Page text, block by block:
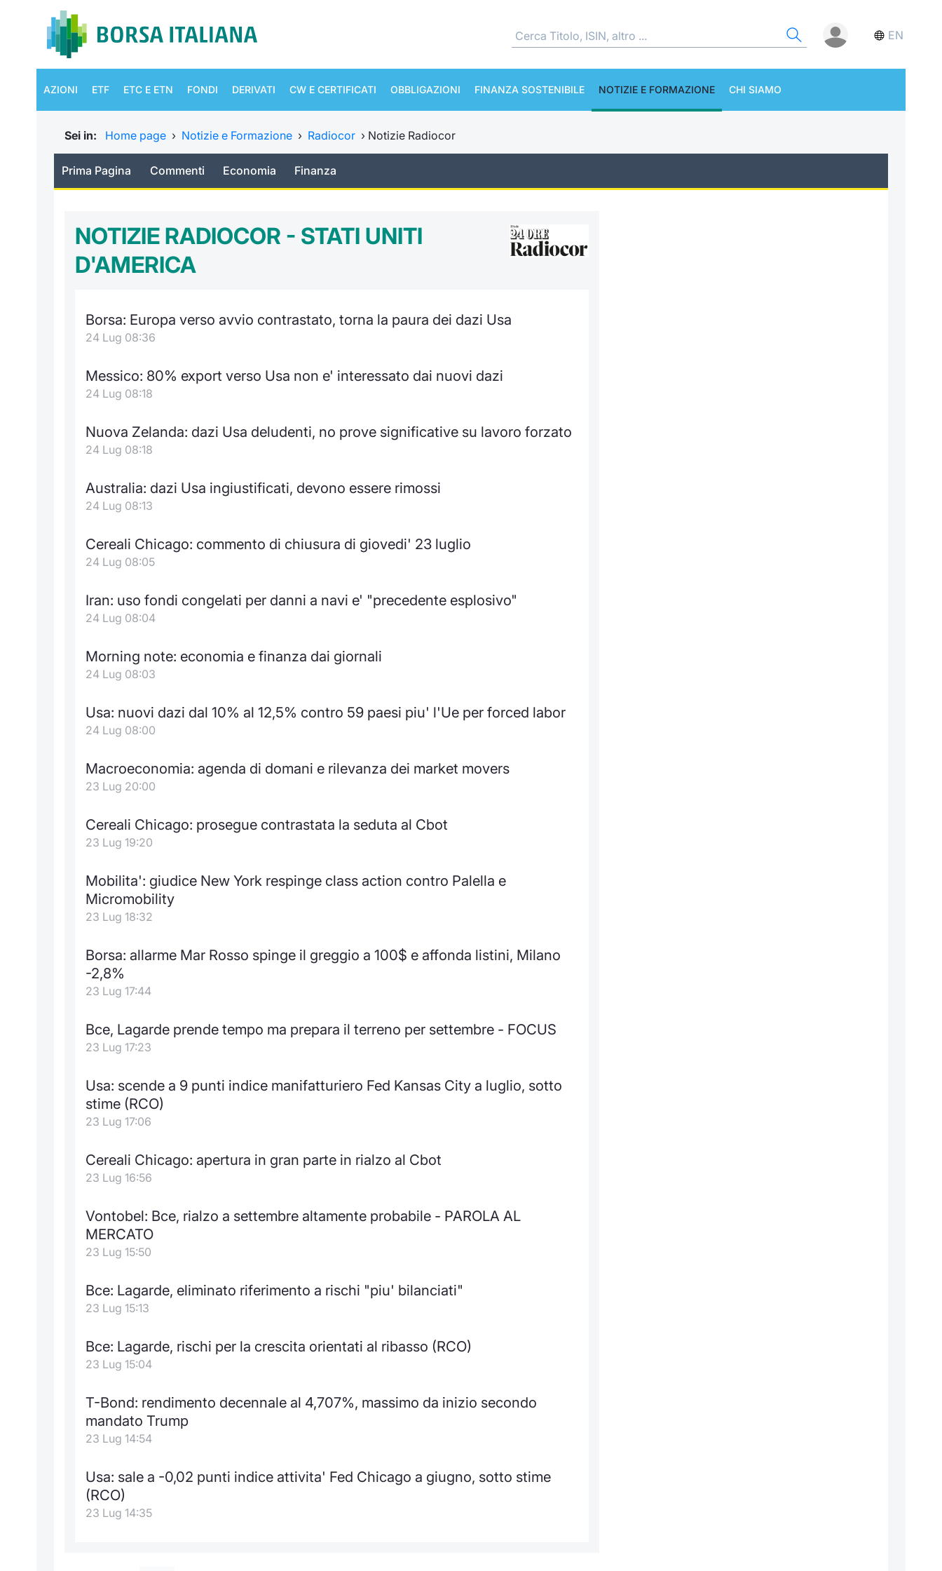
EN
AZIONI ETF ETC E ETN FONDI DERIVATI CW E CERTIFICATI OBBLIGAZIONI FINANZA SOSTENIBILE NOTIZIE E FORMAZIONE CHI SIAMO
Sei in: Home page › Notizie e Formazione › Radiocor › Notizie Radiocor
Prima Pagina Commenti Economia Finanza
NOTIZIE RADIOCOR - STATI UNITI
D'AMERICA
Borsa: Europa verso avvio contrastato, torna la paura dei dazi Usa
24 Lug 08:36
Messico: 80% export verso Usa non e' interessato dai nuovi dazi
24 Lug 08:18
Nuova Zelanda: dazi Usa deludenti, no prove significative su lavoro forzato
24 Lug 08:18
Australia: dazi Usa ingiustificati, devono essere rimossi
24 Lug 08:13
Cereali Chicago: commento di chiusura di giovedi' 23 luglio
24 Lug 08:05
Iran: uso fondi congelati per danni a navi e' "precedente esplosivo"
24 Lug 08:04
Morning note: economia e finanza dai giornali
24 Lug 08:03
Usa: nuovi dazi dal 10% al 12,5% contro 59 paesi piu' l'Ue per forced labor
24 Lug 08:00
Macroeconomia: agenda di domani e rilevanza dei market movers
23 Lug 20:00
Cereali Chicago: prosegue contrastata la seduta al Cbot
23 Lug 19:20
Mobilita': giudice New York respinge class action contro Palella e
Micromobility
23 Lug 18:32
Borsa: allarme Mar Rosso spinge il greggio a 100$ e affonda listini, Milano
-2,8%
23 Lug 17:44
Bce, Lagarde prende tempo ma prepara il terreno per settembre - FOCUS
23 Lug 17:23
Usa: scende a 9 punti indice manifatturiero Fed Kansas City a luglio, sotto
stime (RCO)
23 Lug 17:06
Cereali Chicago: apertura in gran parte in rialzo al Cbot
23 Lug 16:56
Vontobel: Bce, rialzo a settembre altamente probabile - PAROLA AL
MERCATO
23 Lug 15:50
Bce: Lagarde, eliminato riferimento a rischi "piu' bilanciati"
23 Lug 15:13
Bce: Lagarde, rischi per la crescita orientati al ribasso (RCO)
23 Lug 15:04
T-Bond: rendimento decennale al 4,707%, massimo da inizio secondo
mandato Trump
23 Lug 14:54
Usa: sale a -0,02 punti indice attivita' Fed Chicago a giugno, sotto stime
(RCO)
23 Lug 14:35